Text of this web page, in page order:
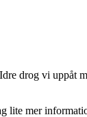
drog vi
lite mer